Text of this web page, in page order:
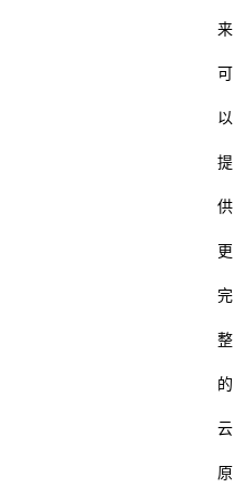
来
可
以
提
供
更
完
整
的
云
原